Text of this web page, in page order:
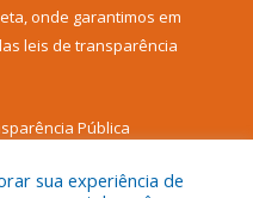
onde garantimos em
leis de transparência
Pública
sua experiência de